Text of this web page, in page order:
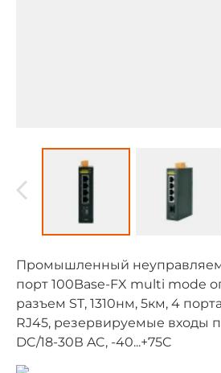
Промышленный
порт 100Base-FX multi mode
разъем ST, 1310нм, 5км, 4
RJ45, резервируемые входы
DC/18-30В AC, -40...+75C